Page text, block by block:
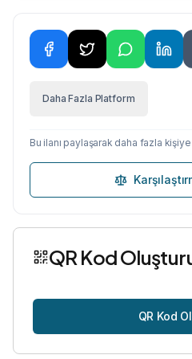
Daha Fazla Platform
Bu ilanı paylaşarak daha fazla kişiye
QR Kod
QR Kod